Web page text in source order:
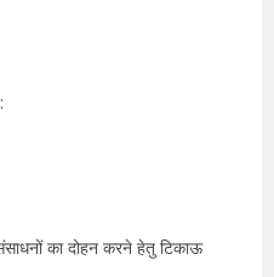
का दोहन करने हेतु टिकाऊ